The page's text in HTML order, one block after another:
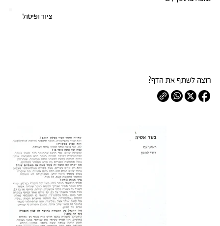
ציור ופיסול
רוצה לשתף את הדף?